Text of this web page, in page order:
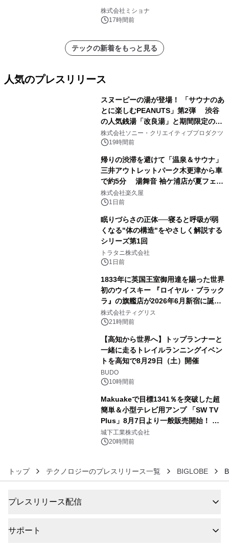
株式会社ミショナ
17時間前
テックの新着をもっと見る
人気のプレスリリース
スヌーピーの湯が登場！ 「サウナのあ
とに楽しむPEANUTS」第2弾 渋谷
の人気銭湯「改良湯」と期間限定のコ
ラボレーション サウナイキタイコラ
ボグッズも発売決定！
株式会社ソニー・クリエイティブプロダクツ
19時間前
帰りの渋滞を避けて「温泉＆サウナ」
三井アウトレットパーク木更津から車
で約5分 湯舞音 袖ケ浦店が夏フェア
メニューを提供
株式会社楽久屋
1日前
眠りづらさの正体──寝ると呼吸が弱
くなる"体の構造"をやさしく解説する
シリーズ第1回
トラタニ株式会社
1日前
1833年に英国王室御用達を賜った世界
初のウイスキー 『ロイヤル・ブラック
ラ』の旗艦店が2026年6月新宿に誕
生 バカルディ ジャパンと連携した
没入型バー「BAR Arca」
株式会社ティグリス
21時間前
【高知から世界へ】トップランナーと
一緒に走るトレイルランニングイベン
トを高知で8月29日（土）開催
BUDO
10時間前
Makuakeで目標1341％を突破した超
簡単＆小型テレビ用アンプ 「SW TV
Plus」8月7日より一般販売開始！ ケ
ーブル1本つなぐだけ、テレビの音が
ぐっと豊かに
城下工業株式会社
20時間前
トップ テクノロジーのプレスリリース一覧 BIGLOBE
プレスリリース配信
サポート